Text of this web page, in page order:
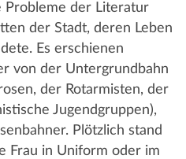
Probleme der Literatur
der Stadt, deren Leben
Es erschienen
von der Untergrundbahn
der Rotarmisten, der
Jugendgruppen),
Plötzlich stand
Frau in Uniform oder im